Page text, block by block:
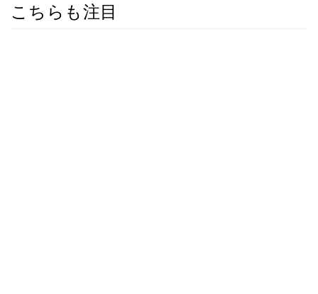
こちらも注目